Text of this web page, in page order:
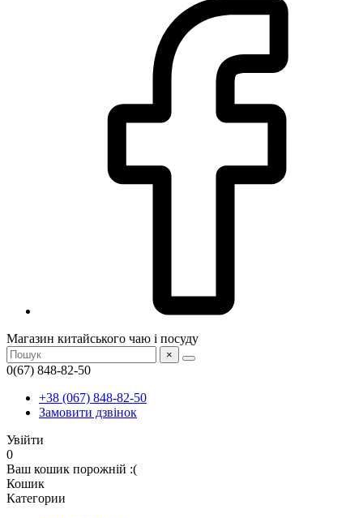
Магазин китайського чаю і посуду
×
0(67) 848-82-50
+38 (067) 848-82-50
Замовити дзвінок
Увійти
0
Ваш кошик порожній :(
Кошик
Категории